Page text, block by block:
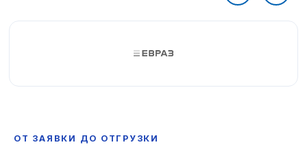
ОТ ЗАЯВКИ ДО ОТГРУЗКИ